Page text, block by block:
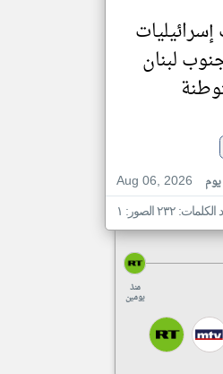
إسرائيليات
لبنان
Aug 06, 2026
٢٣٢ الصور: ١
منذ
يومين